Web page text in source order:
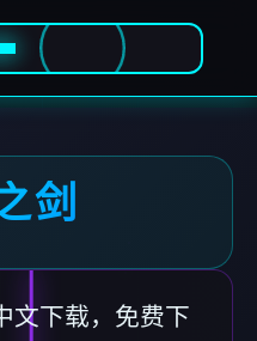
剑
文下载，免费下